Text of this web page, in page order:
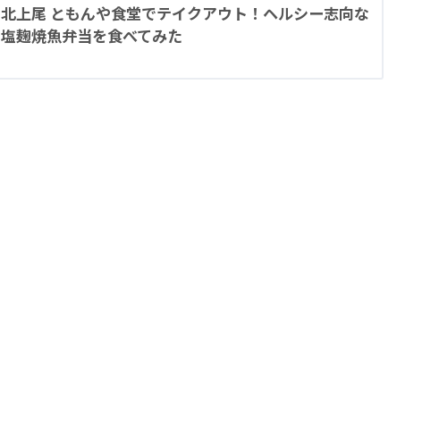
北上尾 ともんや食堂でテイクアウト！ヘルシー志向な
塩麹焼魚弁当を食べてみた